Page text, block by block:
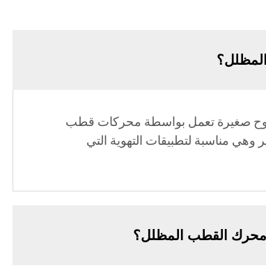
صغيرة تعمل بواسطة محركات قطب
بسيط، تستهلك 0.4 أمبير وهي مناسبة لتطبيقات التهوية التي
محرك القطب المظلل؟